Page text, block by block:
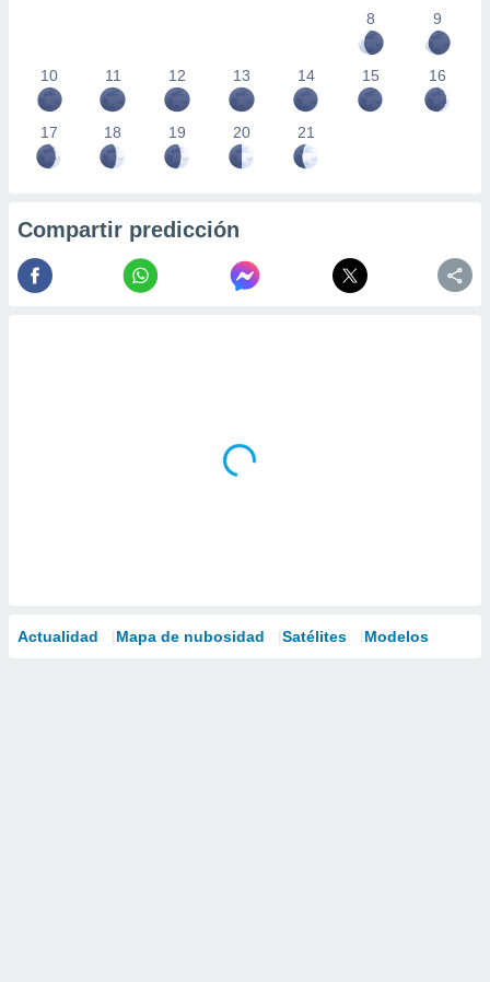
8
9
10 11 12 13 14 15 16
17 18 19 20 21
Compartir predicción
Actualidad Mapa de nubosidad Satélites Modelos